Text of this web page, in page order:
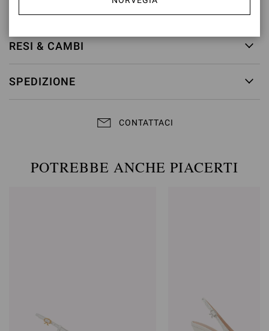
G98080.55RIC.COZPRND
RESI & CAMBI
SPEDIZIONE
CONTATTACI
POTREBBE ANCHE PIACERTI